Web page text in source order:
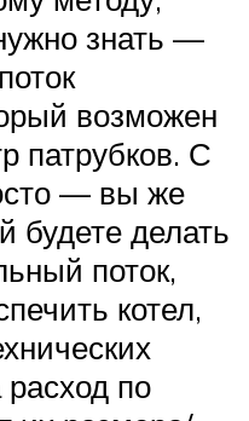
знать —
возможен
патрубков. С
— вы же
будете делать
поток,
котел,
расход по